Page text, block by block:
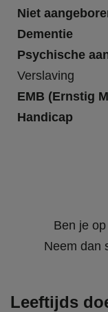
Niet
Dementie
Psychische
Verslaving
EMB (Ernstig
Handicap
Ben je
Neem dan
Leeftijds